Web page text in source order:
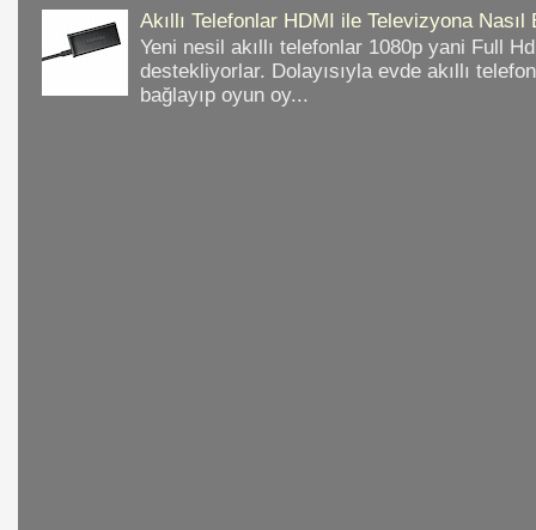
Akıllı Telefonlar HDMI ile Televizyona Nasıl
Yeni nesil akıllı telefonlar 1080p yani Full
destekliyorlar. Dolayısıyla evde akıllı
bağlayıp oyun oy...